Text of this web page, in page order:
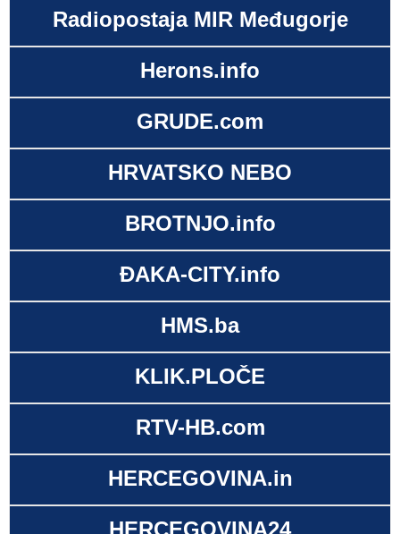
Radiopostaja MIR Međugorje
Herons.info
GRUDE.com
HRVATSKO NEBO
BROTNJO.info
ĐAKA-CITY.info
HMS.ba
KLIK.PLOČE
RTV-HB.com
HERCEGOVINA.in
HERCEGOVINA24